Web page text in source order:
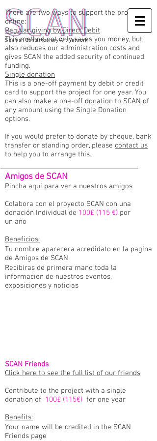
Spanish Contemporary Art Network
There are two ways to support the projetc
online:
Regular giving by Direct Debit
This method not only saves you money, but
also reduces our administration costs and
gives SCAN the added security of continued
funding.
Single donation
This is a one-off payment by debit or credit
card to support the project for one year. You
can also make a one-off donation to SCAN of
any amount using the Single Donation
options.
If you would prefer to donate by cheque, bank
transfer or standing order, please contact us
to help you to arrange this.
Amigos de SCAN
Pincha aqui para ver a nuestros amigos
Colabora con el proyecto SCAN con una
donación Individual de 100£ (115 €) por
un año
Beneficios:
Tu nombre aparecera acredidato en la pagina
de Amigos de SCAN
Recibiras de primera mano toda la
informacion de nuestros eventos,
exposiciones y noticias
SCAN Friends
Click here to see the full list of our friends
Contribute to the project with a single
donation of 100£ (115€) for one year
Benefits:
Your name will be credited in the SCAN
Friends page